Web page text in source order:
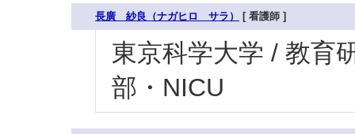
長廣 紗良（ナガヒロ サラ） [ 看護師 ]
東京科学大学 / 教育
部・NICU